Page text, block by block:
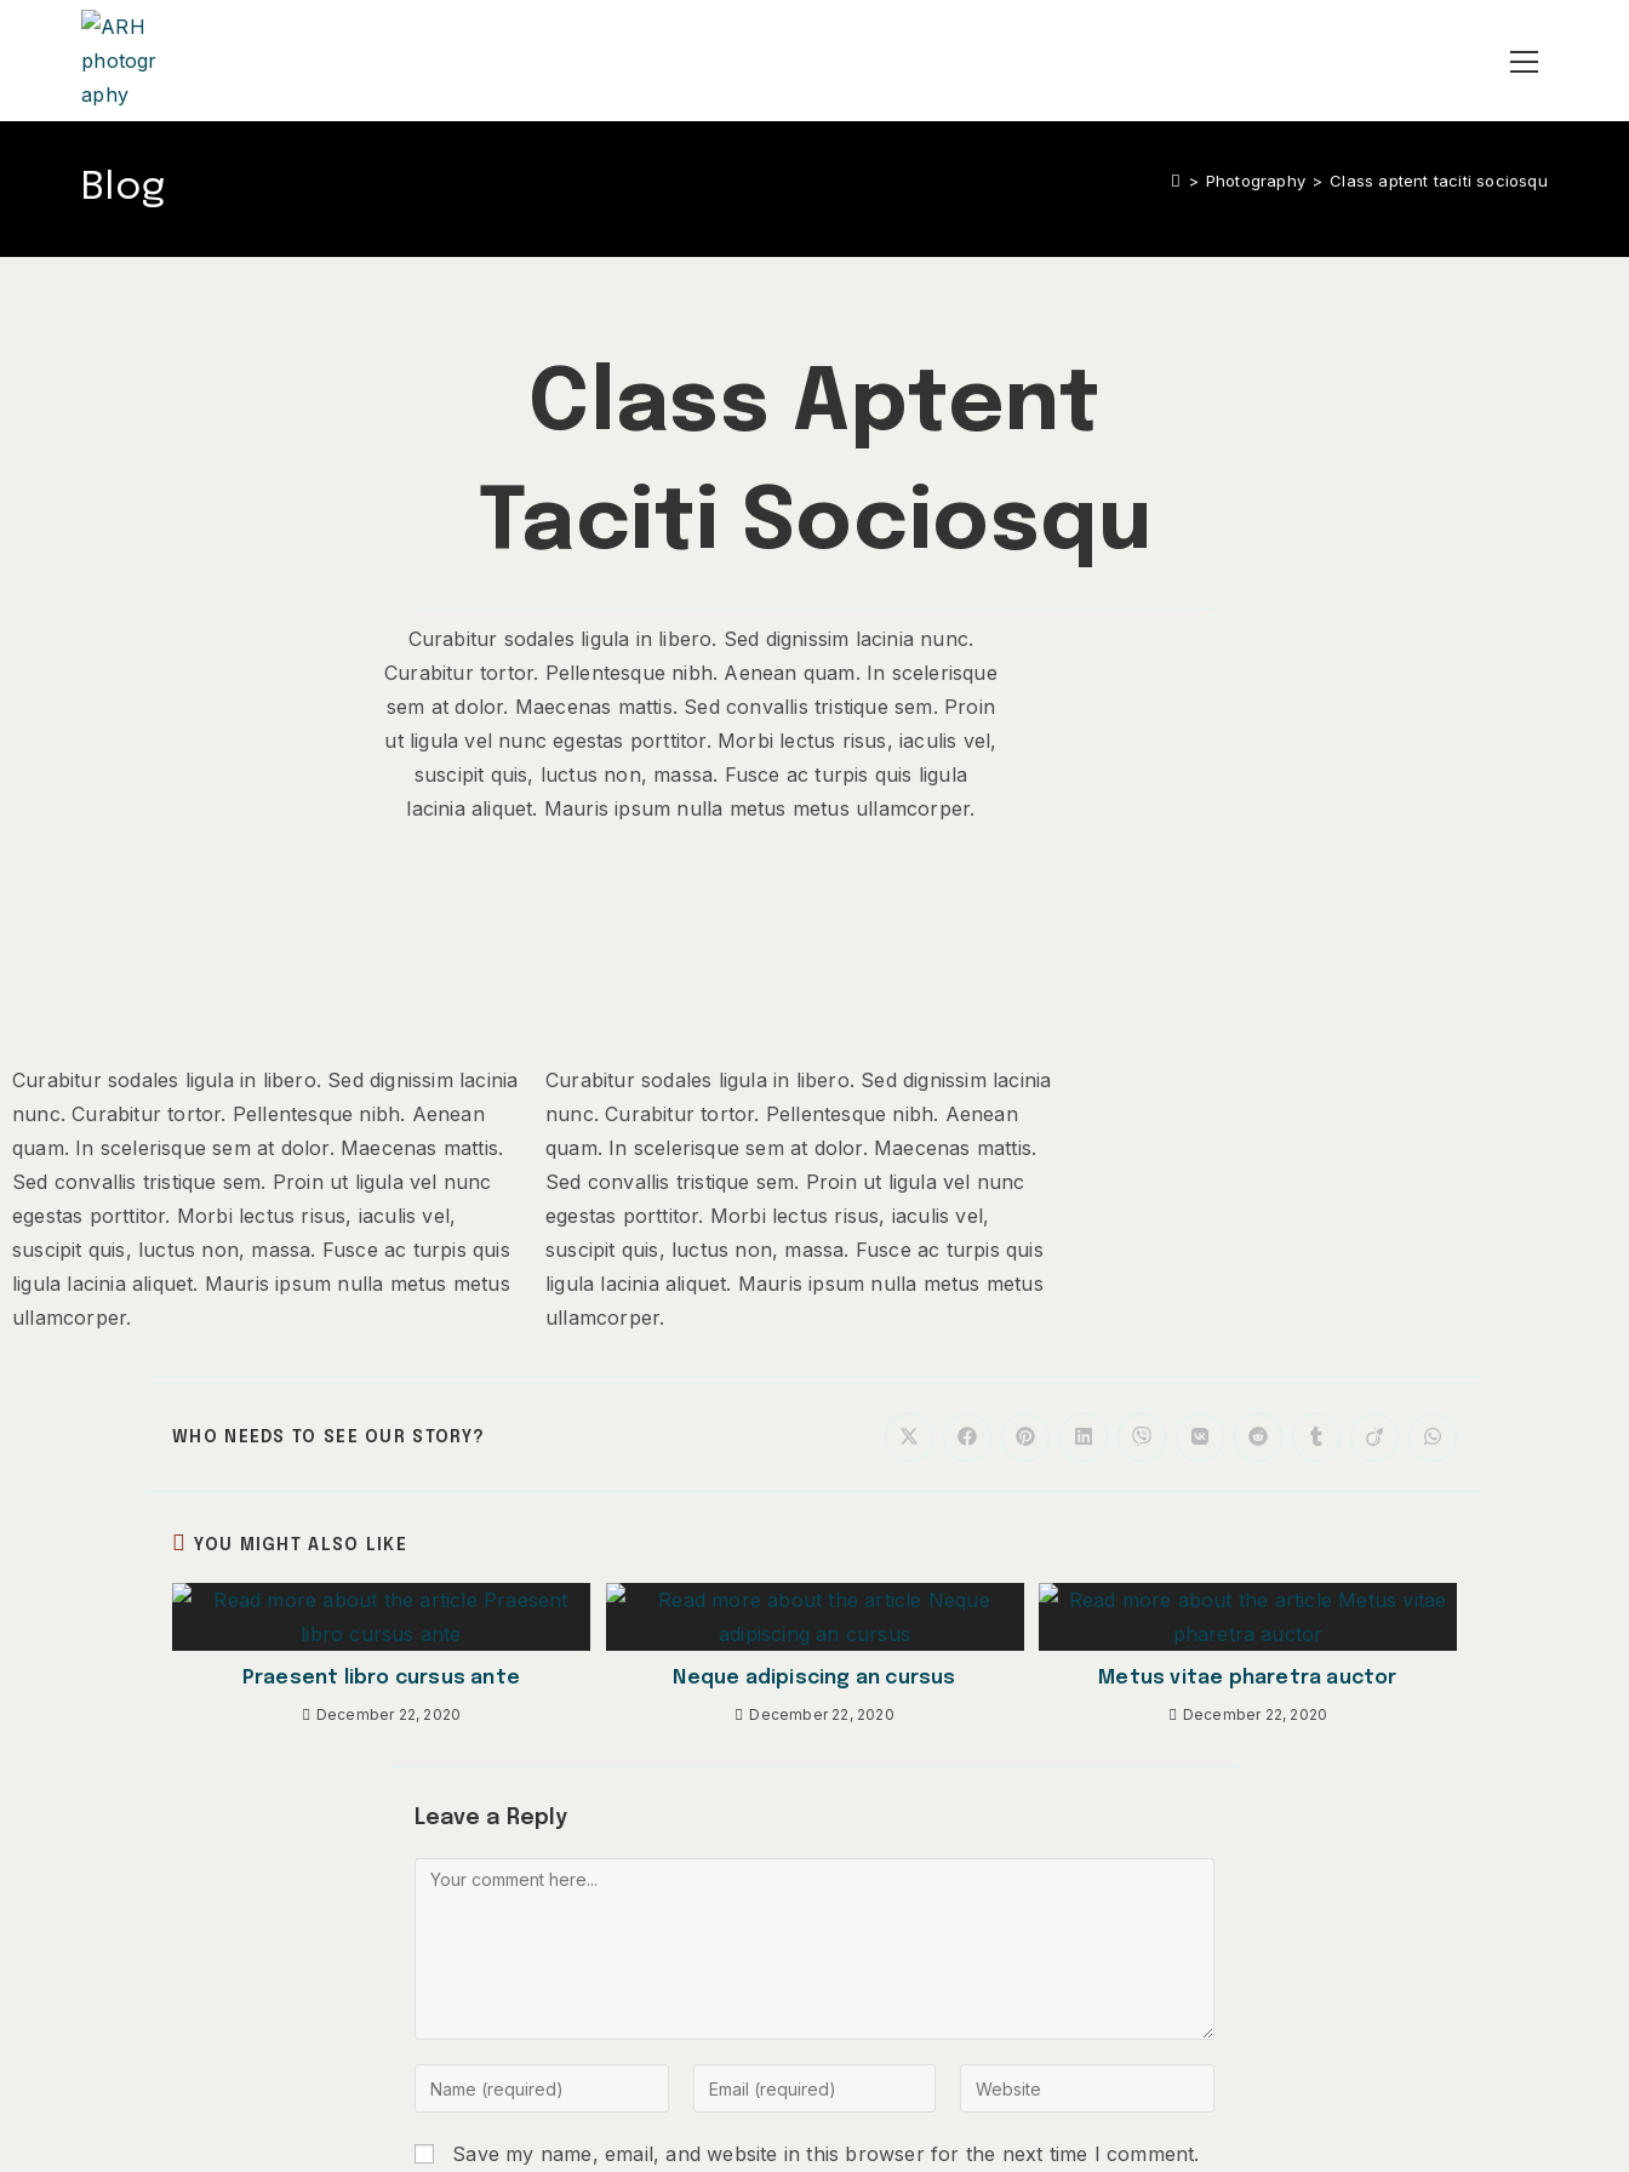
Blog > Photography > Class aptent taciti sociosqu
Class Aptent
Taciti Sociosqu
Curabitur sodales ligula in libero. Sed dignissim lacinia nunc.
Curabitur tortor. Pellentesque nibh. Aenean quam. In scelerisque
sem at dolor. Maecenas mattis. Sed convallis tristique sem. Proin
ut ligula vel nunc egestas porttitor. Morbi lectus risus, iaculis vel,
suscipit quis, luctus non, massa. Fusce ac turpis quis ligula
lacinia aliquet. Mauris ipsum nulla metus metus ullamcorper.
Curabitur sodales ligula in libero. Sed dignissim lacinia
nunc. Curabitur tortor. Pellentesque nibh. Aenean
quam. In scelerisque sem at dolor. Maecenas mattis.
Sed convallis tristique sem. Proin ut ligula vel nunc
egestas porttitor. Morbi lectus risus, iaculis vel,
suscipit quis, luctus non, massa. Fusce ac turpis quis
ligula lacinia aliquet. Mauris ipsum nulla metus metus
ullamcorper.
Curabitur sodales ligula in libero. Sed dignissim lacinia
nunc. Curabitur tortor. Pellentesque nibh. Aenean
quam. In scelerisque sem at dolor. Maecenas mattis.
Sed convallis tristique sem. Proin ut ligula vel nunc
egestas porttitor. Morbi lectus risus, iaculis vel,
suscipit quis, luctus non, massa. Fusce ac turpis quis
ligula lacinia aliquet. Mauris ipsum nulla metus metus
ullamcorper.
WHO NEEDS TO SEE OUR STORY?
YOU MIGHT ALSO LIKE
Praesent libro cursus ante
December 22, 2020
Neque adipiscing an cursus
December 22, 2020
Metus vitae pharetra auctor
December 22, 2020
Leave a Reply
Save my name, email, and website in this browser for the next time I comment.